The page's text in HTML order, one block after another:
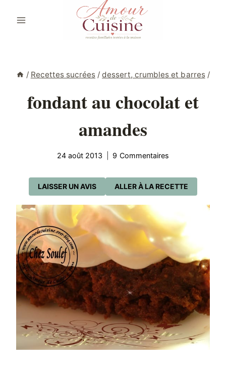
/ Recettes sucrées / dessert, crumbles et barres /
fondant au chocolat et
amandes
24 août 2013 9 Commentaires
ALLER À LA RECETTE
LAISSER UN AVIS